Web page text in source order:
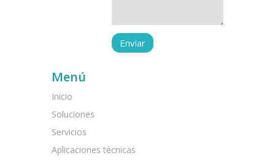
Menú
Inicio
Soluciones
Servicios
Aplicaciones técnicas